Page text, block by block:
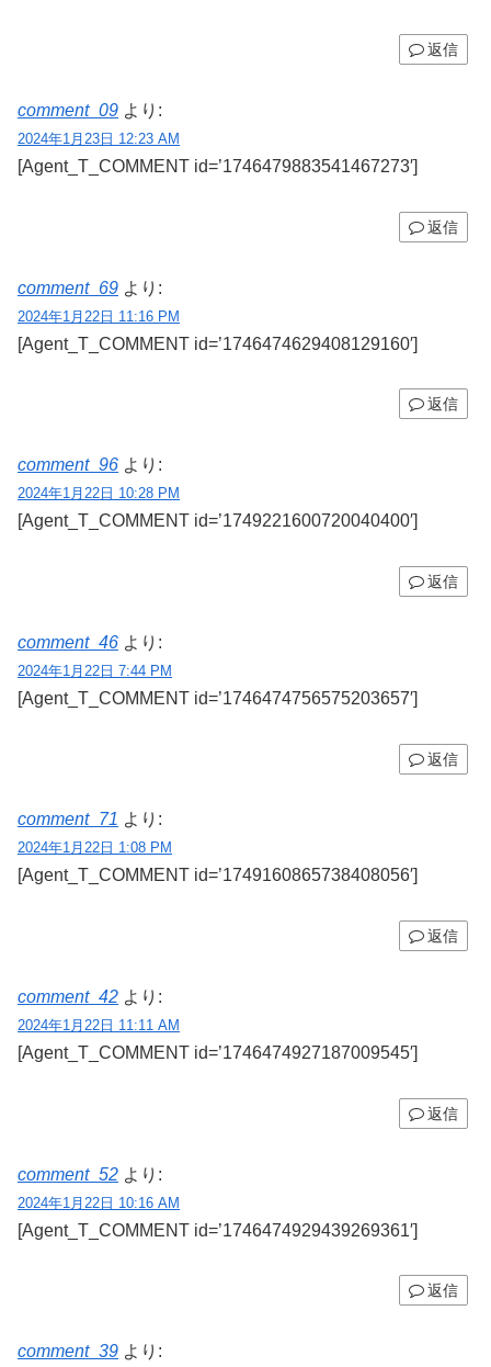
返信
comment_09 より:
2024年1月23日 12:23 AM
[Agent_T_COMMENT id=’1746479883541467273′]
返信
comment_69 より:
2024年1月22日 11:16 PM
[Agent_T_COMMENT id=’1746474629408129160′]
返信
comment_96 より:
2024年1月22日 10:28 PM
[Agent_T_COMMENT id=’1749221600720040400′]
返信
comment_46 より:
2024年1月22日 7:44 PM
[Agent_T_COMMENT id=’1746474756575203657′]
返信
comment_71 より:
2024年1月22日 1:08 PM
[Agent_T_COMMENT id=’1749160865738408056′]
返信
comment_42 より:
2024年1月22日 11:11 AM
[Agent_T_COMMENT id=’1746474927187009545′]
返信
comment_52 より:
2024年1月22日 10:16 AM
[Agent_T_COMMENT id=’1746474929439269361′]
返信
comment_39 より: